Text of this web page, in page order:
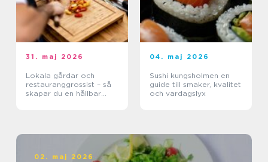
31. maj 2026
Lokala gårdar och
restauranggrossist – så
skapar du en hållbar
04. maj 2026
Sushi kungsholmen en
guide till smaker, kvalitet
och vardagslyx
02. maj 2026